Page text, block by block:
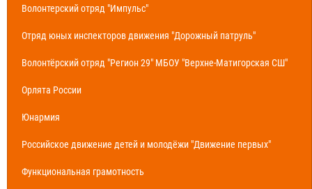
Волонтерский отряд "Импульс"
Отряд юных инспекторов движения "Дорожный патруль"
Волонтёрский отряд "Регион 29" МБОУ "Верхне-Матигорская СШ"
Орлята России
Юнармия
Российское движение детей и молодёжи "Движение первых"
Функциональная грамотность